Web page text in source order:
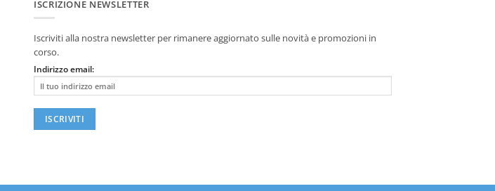
ISCRIZIONE NEWSLETTER
Iscriviti alla nostra newsletter per rimanere aggiornato sulle novità e promozioni in
corso.
Indirizzo email: